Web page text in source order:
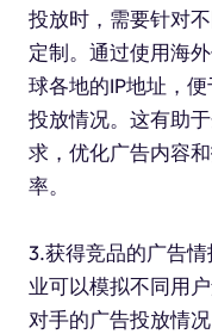
投放时，需要针对
定制。通过使用海
球各地的IP地址，
投放情况。这有助
求，优化广告内容
率。
3.获得竞品的广告
业可以模拟不同用
对手的广告投放情